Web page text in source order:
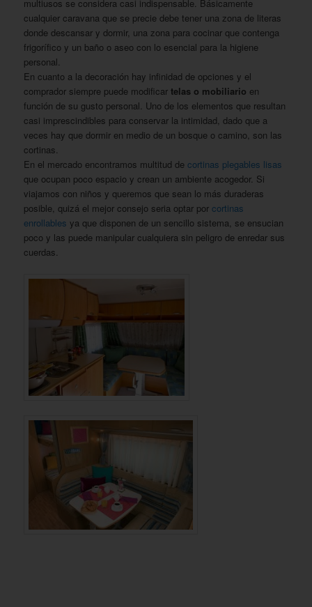
multiusos se considera casi indispensable. Básicamente
cualquier caravana que se precie debe tener una zona de literas
donde descansar y dormir, una zona para cocinar que contenga
frigorífico y un baño o aseo con lo esencial para la higiene
personal.
En cuanto a la decoración hay infinidad de opciones y el
comprador siempre puede modificartelas o mobiliario en
función de su gusto personal. Uno de los elementos que resultan
casi imprescindibles para conservar la intimidad, dado que a
veces hay que dormir en medio de un bosque o camino, son las
cortinas.
En el mercado encontramos multitud decortinas plegables lisas
que ocupan poco espacio y crean un ambiente acogedor. Si
viajamos con niños y queremos que sean lo más duraderas
posible, quizá el mejor consejo seria optar porcortinas
enrollables ya que disponen de un sencillo sistema, se ensucian
poco y las puede manipular cualquiera sin peligro de enredar sus
cuerdas.